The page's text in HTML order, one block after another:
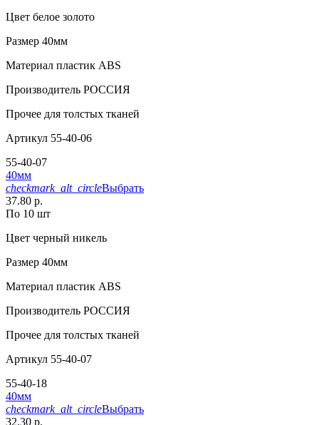
Цвет белое золото
Размер 40мм
Материал пластик АВS
Производитель РОССИЯ
Прочее для толстых тканей
Артикул 55-40-06
55-40-07
40мм
checkmark_alt_circleВыбрать
37.80 р.
По 10 шт
Цвет черный никель
Размер 40мм
Материал пластик АВS
Производитель РОССИЯ
Прочее для толстых тканей
Артикул 55-40-07
55-40-18
40мм
checkmark_alt_circleВыбрать
32.30 р.